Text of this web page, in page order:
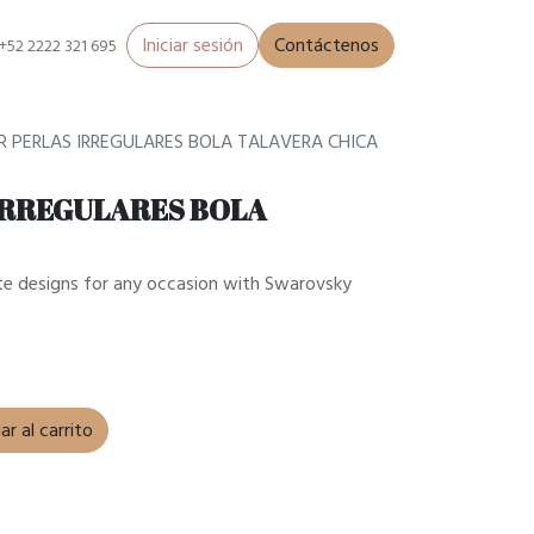
+52 2222 321 695 Iniciar sesión Contáctenos
PERLAS IRREGULARES BOLA TALAVERA CHICA
BOLA
designs for any occasion with Swarovsky
al carrito